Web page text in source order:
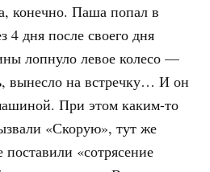
конечно. Паша попал в
4 дня после своего дня
лопнуло левое колесо —
вынесло на встречку… И он
При этом каким-то
«Скорую», тут же
«сотрясение